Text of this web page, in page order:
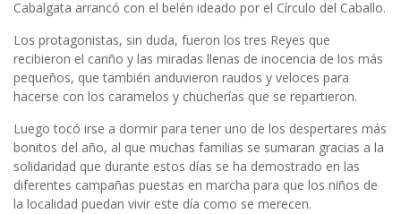
Cabalgata arrancó con el belén ideado por el Círculo del Caballo.
Los protagonistas, sin duda, fueron los tres Reyes que
recibieron el cariño y las miradas llenas de inocencia de los más
pequeños, que también anduvieron raudos y veloces para
hacerse con los caramelos y chucherías que se repartieron.
Luego tocó irse a dormir para tener uno de los despertares más
bonitos del año, al que muchas familias se sumaran gracias a la
solidaridad que durante estos días se ha demostrado en las
diferentes campañas puestas en marcha para que los niños de
la localidad puedan vivir este día como se merecen.